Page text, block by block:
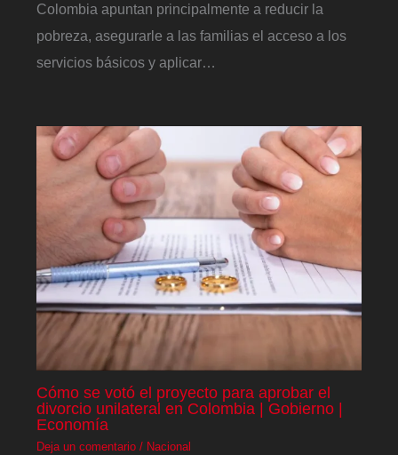
Colombia apuntan principalmente a reducir la
pobreza, asegurarle a las familias el acceso a los
servicios básicos y aplicar…
Cómo se votó el proyecto para aprobar el
divorcio unilateral en Colombia | Gobierno |
Economía
Deja un comentario / Nacional